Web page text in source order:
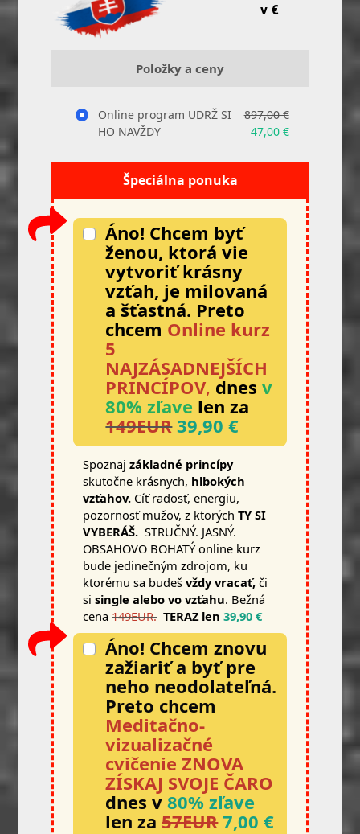
v €
Položky a ceny
Online program UDRŽ SI
HO NAVŽDY
897,00 €
47,00 €
Špeciálna ponuka
Áno! Chcem byť
ženou, ktorá vie
vytvoriť krásny
vzťah, je milovaná
a šťastná. Preto
chcem Online kurz
5
NAJZÁSADNEJŠÍCH
PRINCÍPOV, dnesv
80% zľave len za
149EUR 39,90 €
Spoznajzákladné princípy
skutočne krásnych, hlbokých
vzťahov. Cíť radosť, energiu,
pozornosť mužov, z ktorýchTY SI
VYBERÁŠ.STRUČNÝ. JASNÝ.
OBSAHOVO BOHATÝ online kurz
bude jedinečným zdrojom, ku
ktorému sa budeš vždy vracať, či
si single alebo vo vzťahu. Bežná
cena 149EUR. TERAZ len 39,90 €
Áno! Chcem znovu
zažiariť a byť pre
neho neodolateľná.
Preto chcem
Meditačno-
vizualizačné
cvičenie ZNOVA
ZÍSKAJ SVOJE ČARO
dnes v80% zľave
len za57EUR 7,00 €